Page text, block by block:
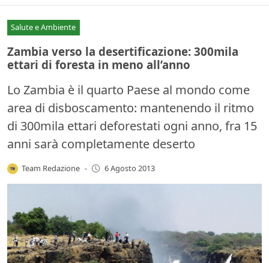
Salute e Ambiente
Zambia verso la desertificazione: 300mila
ettari di foresta in meno all’anno
Lo Zambia è il quarto Paese al mondo come
area di disboscamento: mantenendo il ritmo
di 300mila ettari deforestati ogni anno, fra 15
anni sarà completamente deserto
Team Redazione - 6 Agosto 2013